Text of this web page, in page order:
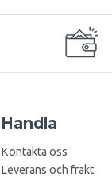
Handla
Kontakta oss
Leverans och frakt